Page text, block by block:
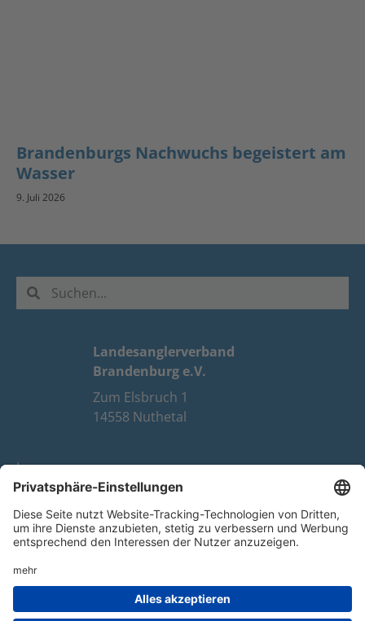
Brandenburgs Nachwuchs begeistert am
Wasser
9. Juli 2026
Landesanglerverband
Brandenburg e.V.
Zum Elsbruch 1
14558 Nuthetal
Impressum
Datenschutz
FAQ